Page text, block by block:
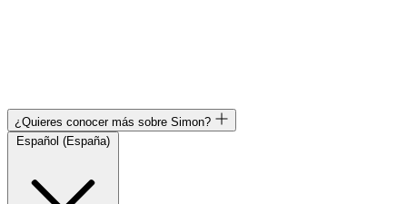
¿Quieres conocer más sobre Simon?